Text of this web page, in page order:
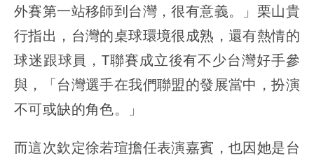
外賽第一站移師到台灣，很有意義。」栗山貴
行指出，台灣的桌球環境很成熟，還有熱情的
球迷跟球員，T聯賽成立後有不少台灣好手參
與，「台灣選手在我們聯盟的發展當中，扮演
不可或缺的角色。」
而這次欽定徐若瑄擔任表演嘉賓，也因她是台